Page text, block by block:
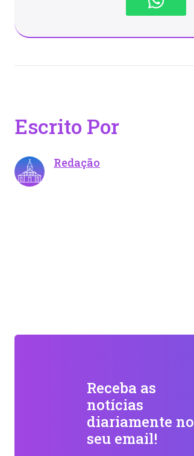
Escrito Por
Redação
Receba as
notícias
diariamente no
seu email!